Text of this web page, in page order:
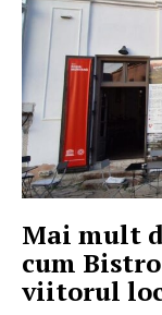
Mai mult
cum
viitorul